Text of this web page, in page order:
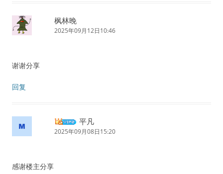
枫林晚
2025年09月12日10:46
谢谢分享
回复
平凡
2025年09月08日15:20
感谢楼主分享